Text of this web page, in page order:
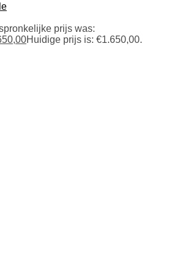
prijs was:
Huidige prijs is: €1.650,00.